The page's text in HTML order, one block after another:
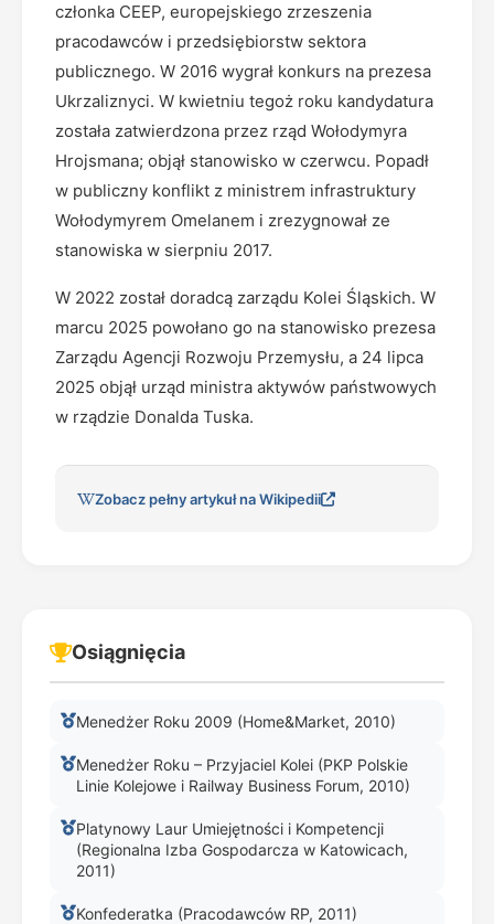
członka CEEP, europejskiego zrzeszenia
pracodawców i przedsiębiorstw sektora
publicznego. W 2016 wygrał konkurs na prezesa
Ukrzaliznyci. W kwietniu tegoż roku kandydatura
została zatwierdzona przez rząd Wołodymyra
Hrojsmana; objął stanowisko w czerwcu. Popadł
w publiczny konflikt z ministrem infrastruktury
Wołodymyrem Omelanem i zrezygnował ze
stanowiska w sierpniu 2017.
W 2022 został doradcą zarządu Kolei Śląskich. W
marcu 2025 powołano go na stanowisko prezesa
Zarządu Agencji Rozwoju Przemysłu, a 24 lipca
2025 objął urząd ministra aktywów państwowych
w rządzie Donalda Tuska.
Zobacz pełny artykuł na Wikipedii
Osiągnięcia
Menedżer Roku 2009 (Home&Market, 2010)
Menedżer Roku – Przyjaciel Kolei (PKP Polskie
Linie Kolejowe i Railway Business Forum, 2010)
Platynowy Laur Umiejętności i Kompetencji
(Regionalna Izba Gospodarcza w Katowicach,
2011)
Konfederatka (Pracodawców RP, 2011)